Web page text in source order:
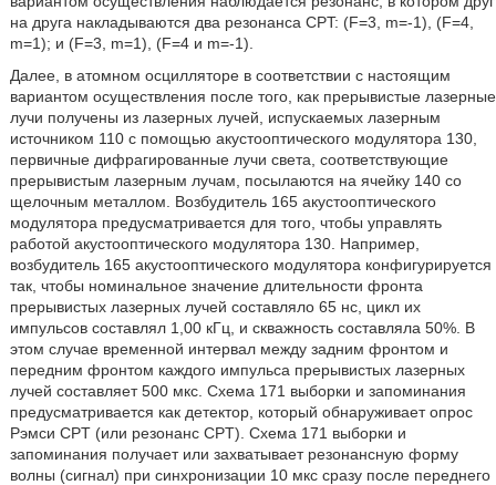
на друга накладываются два резонанса CPT: (F=3, m=-1), (F=4,
m=1); и (F=3, m=1), (F=4 и m=-1).
Далее, в атомном осцилляторе в соответствии с настоящим
вариантом осуществления после того, как прерывистые лазерные
лучи получены из лазерных лучей, испускаемых лазерным
источником 110 с помощью акустооптического модулятора 130,
первичные дифрагированные лучи света, соответствующие
прерывистым лазерным лучам, посылаются на ячейку 140 со
щелочным металлом. Возбудитель 165 акустооптического
модулятора предусматривается для того, чтобы управлять
работой акустооптического модулятора 130. Например,
возбудитель 165 акустооптического модулятора конфигурируется
так, чтобы номинальное значение длительности фронта
прерывистых лазерных лучей составляло 65 нс, цикл их
импульсов составлял 1,00 кГц, и скважность составляла 50%. В
этом случае временной интервал между задним фронтом и
передним фронтом каждого импульса прерывистых лазерных
лучей составляет 500 мкс. Схема 171 выборки и запоминания
предусматривается как детектор, который обнаруживает опрос
Рэмси CPT (или резонанс CPT). Схема 171 выборки и
запоминания получает или захватывает резонансную форму
волны (сигнал) при синхронизации 10 мкс сразу после переднего